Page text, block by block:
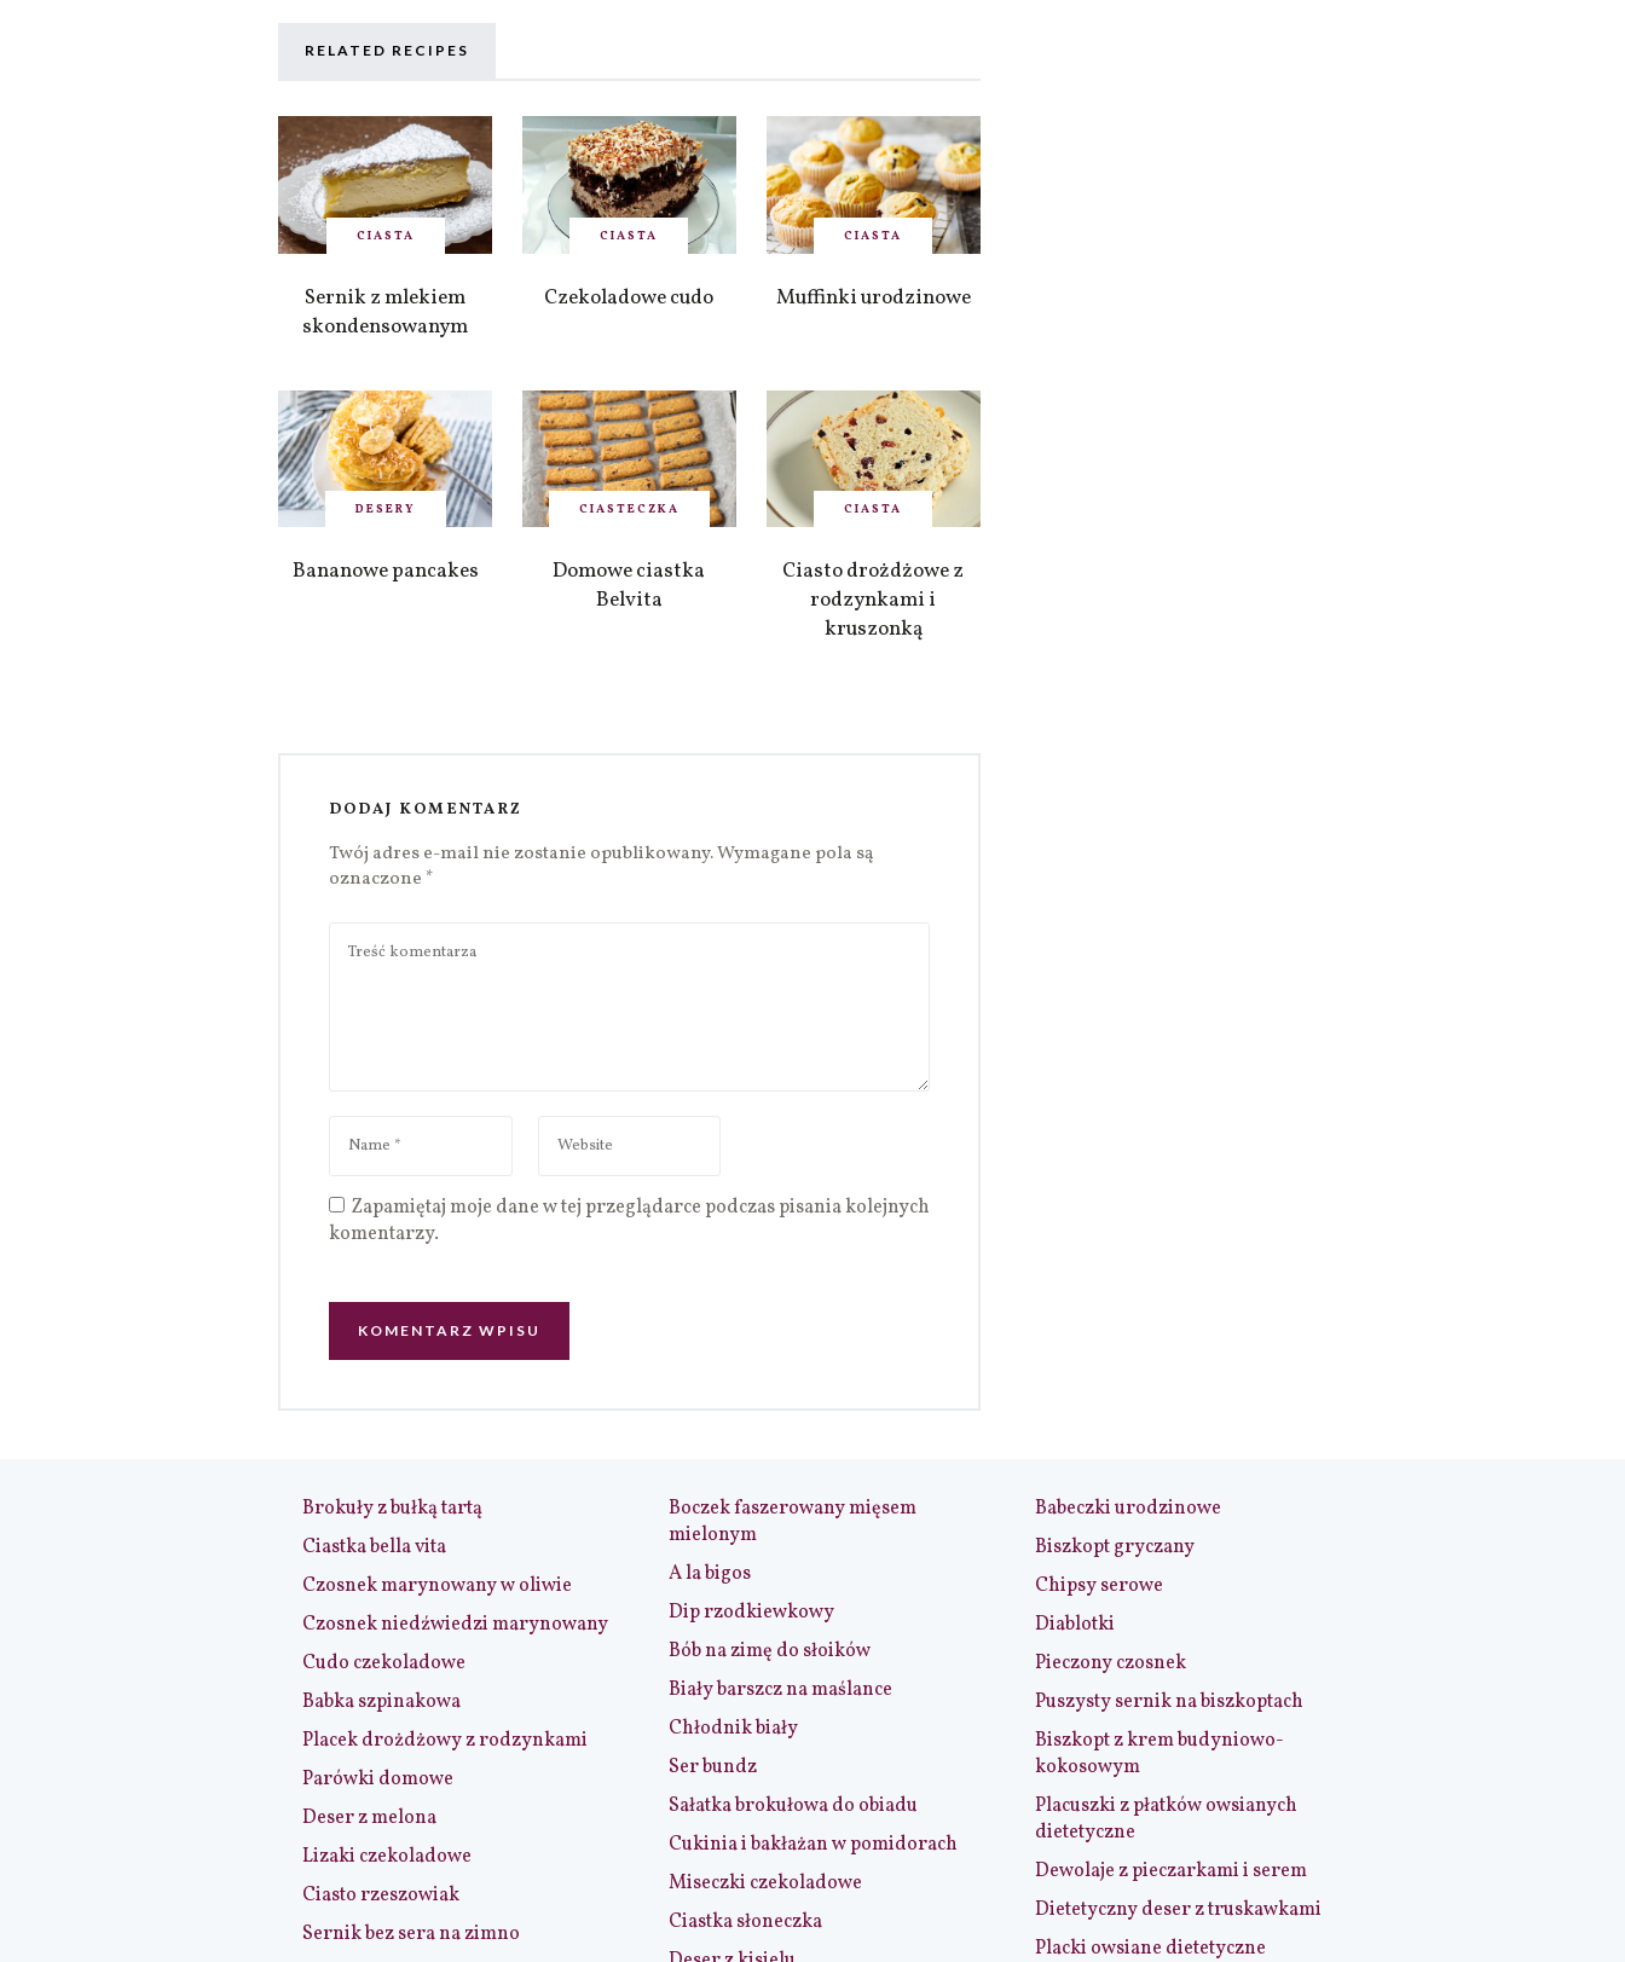
RELATED RECIPES
CIASTA
Sernik z mlekiem
skondensowanym
CIASTA
Czekoladowe cudo
CIASTA
Muffinki urodzinowe
DESERY
Bananowe pancakes
CIASTECZKA
Domowe ciastka
Belvita
CIASTA
Ciasto drożdżowe z
rodzynkami i
kruszonką
DODAJ KOMENTARZ
Twój adres e-mail nie zostanie opublikowany.Wymagane pola są
oznaczone *
Zapamiętaj moje dane w tej przeglądarce podczas pisania kolejnych
komentarzy.
Brokuły z bułką tartą
Ciastka bella vita
Czosnek marynowany w oliwie
Czosnek niedźwiedzi marynowany
Cudo czekoladowe
Babka szpinakowa
Placek drożdżowy z rodzynkami
Parówki domowe
Deser z melona
Lizaki czekoladowe
Ciasto rzeszowiak
Sernik bez sera na zimno
Boczek faszerowany mięsem
mielonym
A la bigos
Dip rzodkiewkowy
Bób na zimę do słoików
Biały barszcz na maślance
Chłodnik biały
Ser bundz
Sałatka brokułowa do obiadu
Cukinia i bakłażan w pomidorach
Miseczki czekoladowe
Ciastka słoneczka
Babeczki urodzinowe
Biszkopt gryczany
Chipsy serowe
Diablotki
Pieczony czosnek
Puszysty sernik na biszkoptach
Biszkopt z krem budyniowo-
kokosowym
Placuszki z płatków owsianych
dietetyczne
Dewolaje z pieczarkami i serem
Dietetyczny deser z truskawkami
Placki owsiane dietetyczne